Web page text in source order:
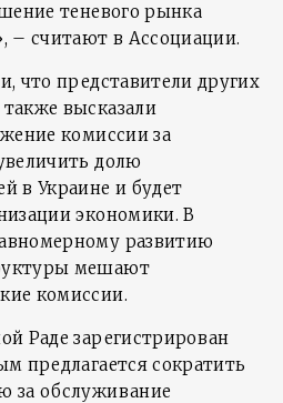
теневого рынка
– считают в Ассоциации.
что представители других
высказали
комиссии за
долю
в Украине и будет
экономики. В
развитию
мешают
комиссии.
Раде зарегистрирован
предлагается сократить
за обслуживание